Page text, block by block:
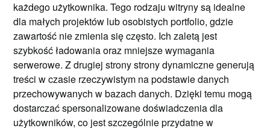
każdego użytkownika. Tego rodzaju witryny są idealne
dla małych projektów lub osobistych portfolio, gdzie
zawartość nie zmienia się często. Ich zaletą jest
szybkość ładowania oraz mniejsze wymagania
serwerowe. Z drugiej strony strony dynamiczne generują
treści w czasie rzeczywistym na podstawie danych
przechowywanych w bazach danych. Dzięki temu mogą
dostarczać spersonalizowane doświadczenia dla
użytkowników, co jest szczególnie przydatne w